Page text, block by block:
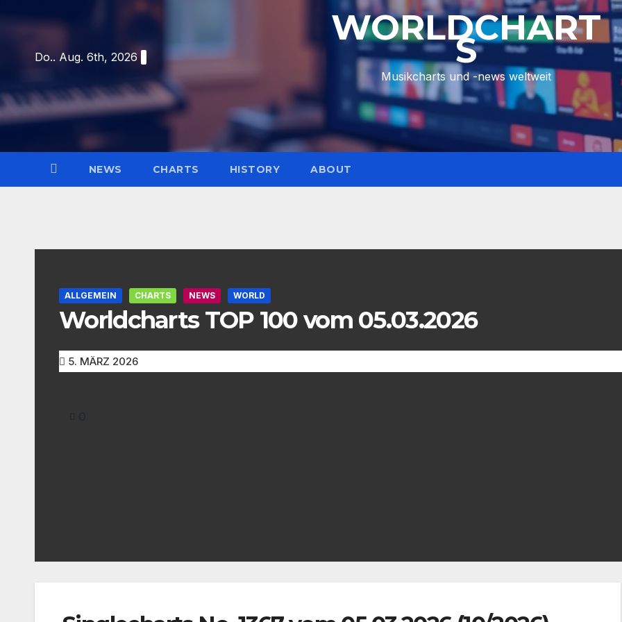
contentDo.. Aug. 6th, 2026
WORLDCHART
S
Musikcharts und -news weltweit
NEWS CHARTS HISTORY ABOUT
ALLGEMEIN CHARTS NEWS WORLD
Worldcharts TOP 100 vom 05.03.2026
5. MÄRZ 2026